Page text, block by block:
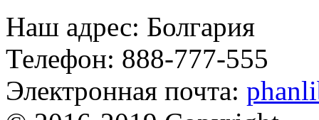
Наш адрес: Болгария
Телефон: 888-777-555
Электронная почта: